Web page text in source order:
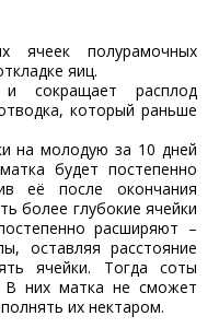
ячеек полурамочных
яиц.
сокращает расплод
который раньше
на молодую за 10 дней
будет постепенно
её после окончания
более глубокие ячейки
расширяют –
оставляя расстояние
ячейки. Тогда соты
В них матка не сможет
их нектаром.